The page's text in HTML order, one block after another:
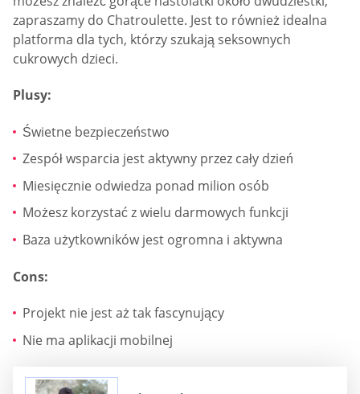
zapraszamy do Chatroulette. Jest to również idealna
platforma dla tych, którzy szukają seksownych
cukrowych dzieci.
Plusy:
Świetne bezpieczeństwo
Zespół wsparcia jest aktywny przez cały dzień
Miesięcznie odwiedza ponad milion osób
Możesz korzystać z wielu darmowych funkcji
Baza użytkowników jest ogromna i aktywna
Cons:
Projekt nie jest aż tak fascynujący
Nie ma aplikacji mobilnej